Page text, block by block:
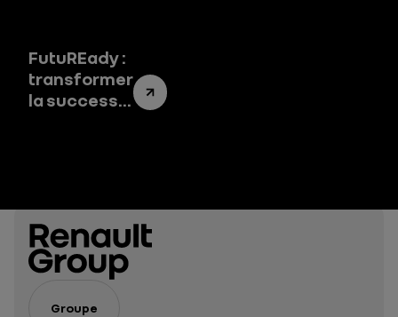
FutuREady :
transformer
la success
system
Groupe